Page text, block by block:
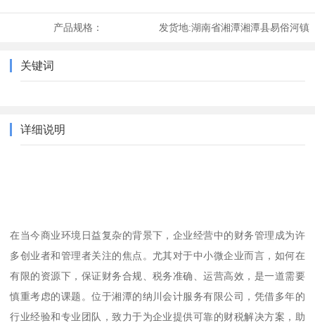
产品规格： 发货地:湖南省湘潭湘潭县易俗河镇
关键词
详细说明
在当今商业环境日益复杂的背景下，企业经营中的财务管理成为许
多创业者和管理者关注的焦点。尤其对于中小微企业而言，如何在
有限的资源下，保证财务合规、税务准确、运营高效，是一道需要
慎重考虑的课题。位于湘潭的纳川会计服务有限公司，凭借多年的
行业经验和专业团队，致力于为企业提供可靠的财税解决方案，助